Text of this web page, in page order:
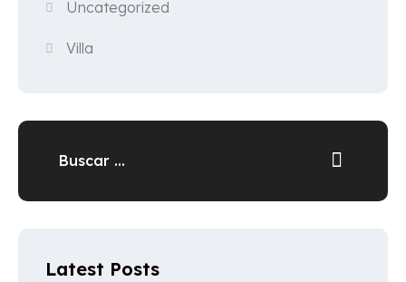
Uncategorized
Villa
Latest Posts